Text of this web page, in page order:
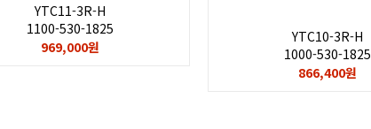
YTC11-3R-H
1100-530-1825
969,000원
YTC10-3R-H
1000-530-1825
866,400원